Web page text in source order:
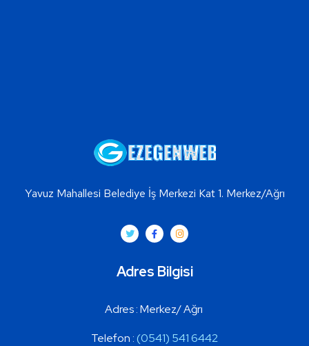
Yavuz Mahallesi Belediye İş Merkezi Kat 1. Merkez/Ağrı
Adres Bilgisi
Adres : Merkez/ Ağrı
Telefon :(0541) 541 6442